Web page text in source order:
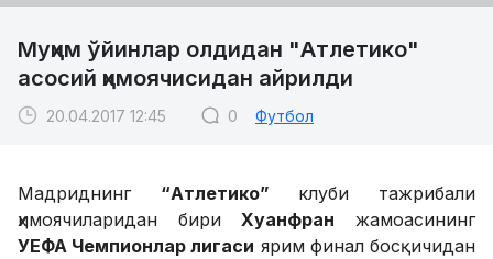
Муҳим ўйинлар олдидан "Атлетико"
асосий ҳимоячисидан айрилди
20.04.2017 12:45 0 Футбол
Мадриднинг “Атлетико” клуби тажрибали
ҳимоячиларидан бириХуанфран жамоасининг
УЕФА Чемпионлар лигаси ярим финал босқичидан